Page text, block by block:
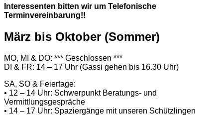
Interessenten bitten wir um Telefonische
Terminvereinbarung!!
März bis Oktober (Sommer)
MO, MI & DO: *** Geschlossen ***
DI & FR: 14 – 17 Uhr (Gassi gehen bis 16.30 Uhr)
SA, SO & Feiertage:
• 12 – 14 Uhr: Schwerpunkt Beratungs- und
Vermittlungsgespräche
• 14 – 17 Uhr: Spaziergänge mit unseren Schützlingen